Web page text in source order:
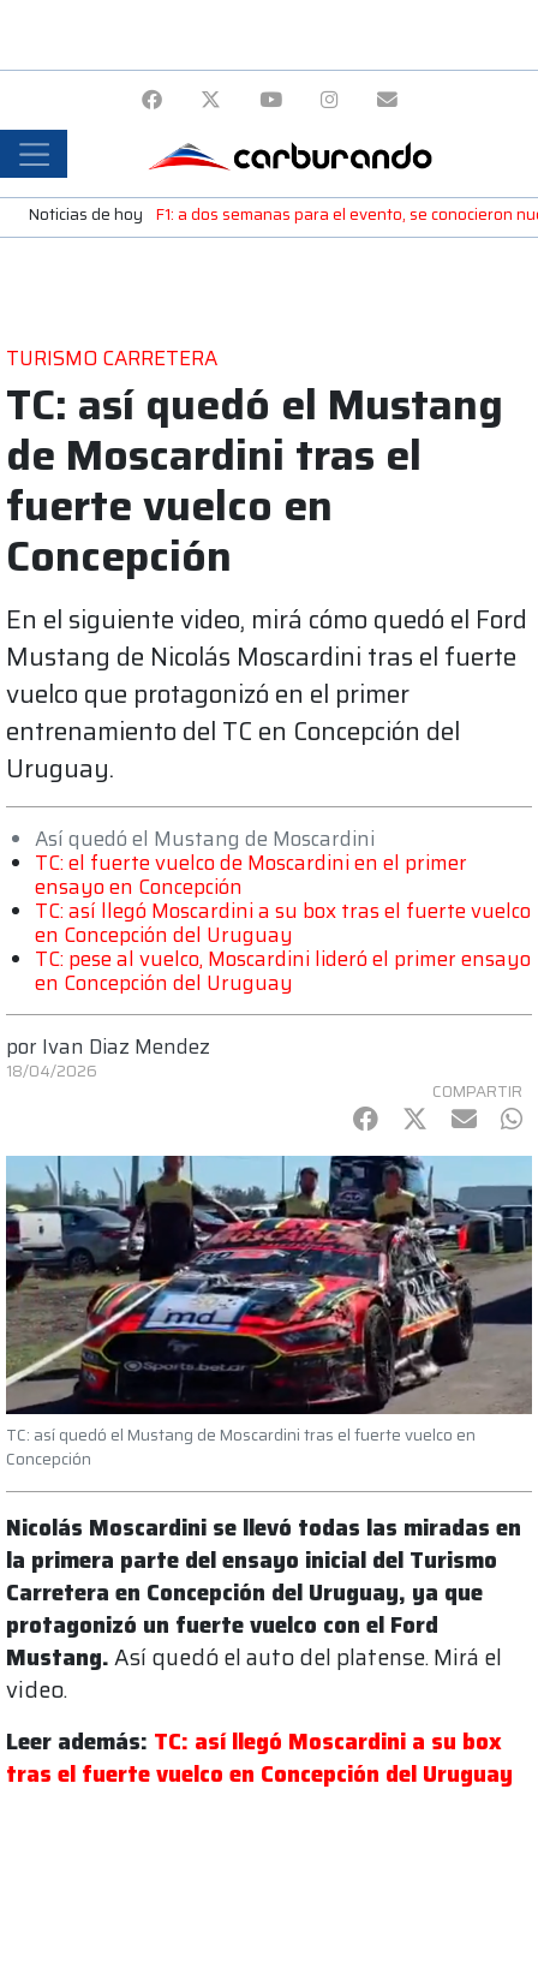
Noticias de hoy F1: a dos semanas para el evento, se conocieron
TURISMO CARRETERA
TC: así quedó el Mustang
de Moscardini tras el
fuerte vuelco en
Concepción
En el siguiente video, mirá cómo quedó el Ford
Mustang de Nicolás Moscardini tras el fuerte
vuelco que protagonizó en el primer
entrenamiento del TC en Concepción del
Uruguay.
Así quedó el Mustang de Moscardini
TC: el fuerte vuelco de Moscardini en el primer
ensayo en Concepción
TC: así llegó Moscardini a su box tras el fuerte vuelco
en Concepción del Uruguay
TC: pese al vuelco, Moscardini lideró el primer ensayo
en Concepción del Uruguay
por Ivan Diaz Mendez
18/04/2026
COMPARTIR
Facebook
Twitter
mail
TC: así quedó el Mustang de Moscardini tras el fuerte vuelco en
Concepción
Nicolás Moscardini se llevó todas las miradas en
la primera parte del ensayo inicial del Turismo
Carretera en Concepción del Uruguay, ya que
protagonizó un fuerte vuelco con el Ford
Mustang.Así quedó el auto del platense. Mirá el
video.
Leer además: TC: así llegó Moscardini a su box
tras el fuerte vuelco en Concepción del Uruguay